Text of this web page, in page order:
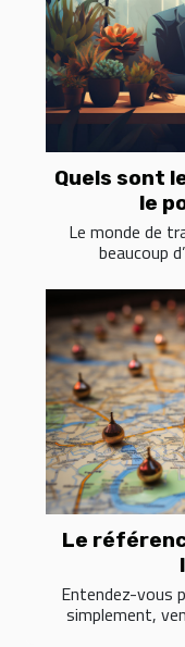
Quels sont
le
Le monde de
beaucoup
Le
Entendez-vous
simplement,